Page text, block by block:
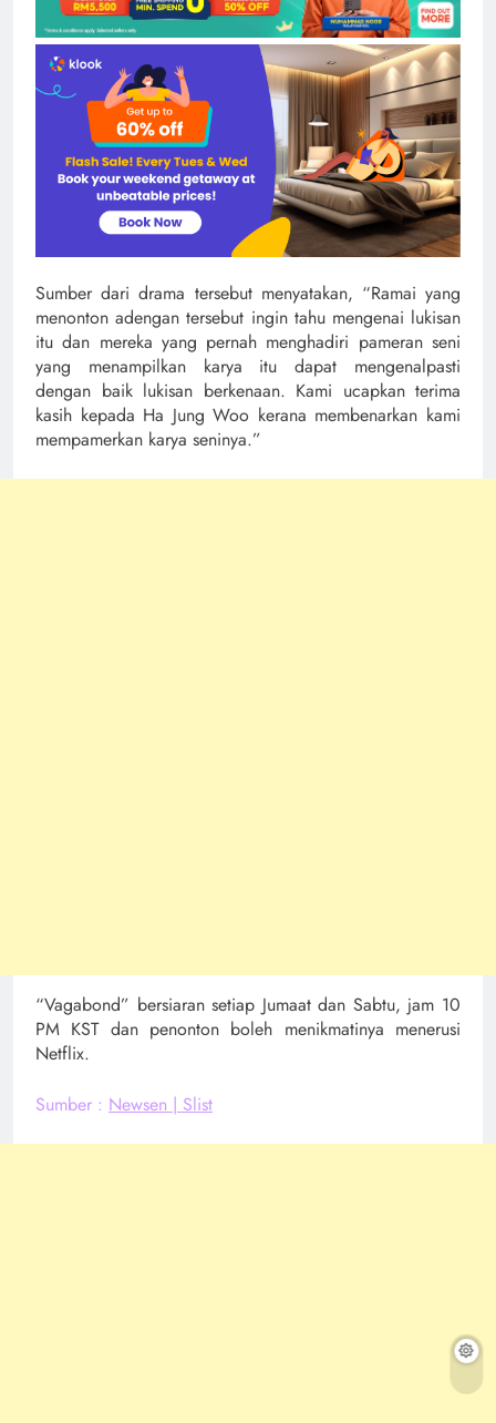
Sumber dari drama tersebut menyatakan, “Ramai yang
menonton adengan tersebut ingin tahu mengenai lukisan
itu dan mereka yang pernah menghadiri pameran seni
yang menampilkan karya itu dapat mengenalpasti
dengan baik lukisan berkenaan. Kami ucapkan terima
kasih kepada Ha Jung Woo kerana membenarkan kami
mempamerkan karya seninya.”
“Vagabond” bersiaran setiap Jumaat dan Sabtu, jam 10
PM KST dan penonton boleh menikmatinya menerusi
Netflix.
Sumber : Newsen | Slist